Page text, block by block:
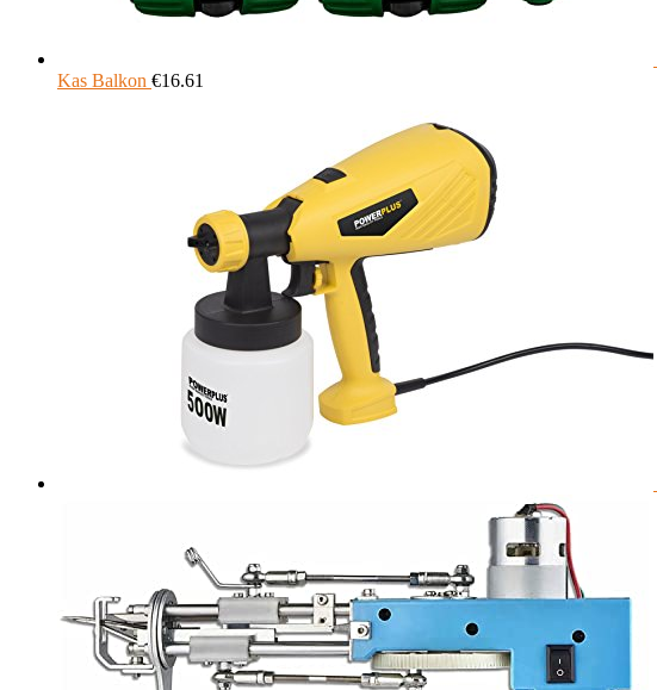
Kas Balkon €16.61